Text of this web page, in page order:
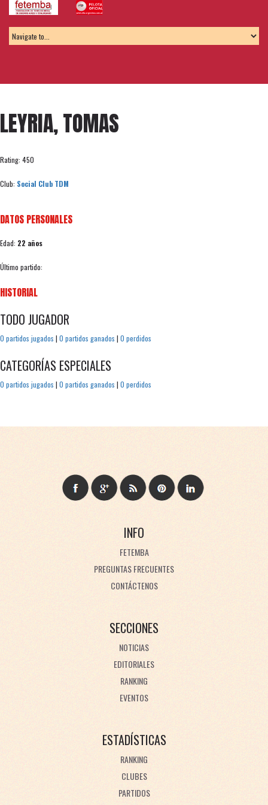
LEYRIA, TOMAS
Rating: 450
Club: Social Club TDM
DATOS PERSONALES
Edad: 22 años
Último partido:
HISTORIAL
TODO JUGADOR
0 partidos jugados | 0 partidos ganados | 0 perdidos
CATEGORÍAS ESPECIALES
0 partidos jugados | 0 partidos ganados | 0 perdidos
INFO
FETEMBA
PREGUNTAS FRECUENTES
CONTÁCTENOS
SECCIONES
NOTICIAS
EDITORIALES
RANKING
EVENTOS
ESTADÍSTICAS
RANKING
CLUBES
PARTIDOS